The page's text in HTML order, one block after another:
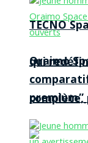
TECNO
qui
complète,
Oraimo
premium”